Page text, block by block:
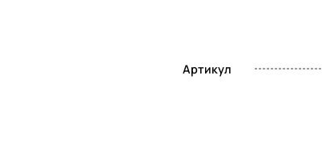
Артикул